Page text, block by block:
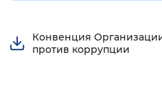
Воспроизвести
Конвенция
против коррупции